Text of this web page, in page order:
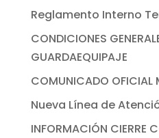
Reglamento Interno
CONDICIONES
GUARDAEQUIPAJE
COMUNICADO OFICIAL
Nueva Línea de
INFORMACIÓN CIERRE